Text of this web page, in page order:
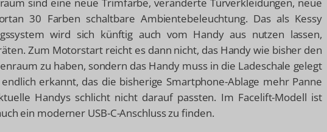
sind eine neue Trimfarbe, veränderte Türverkleidungen, neue
30 Farben schaltbare Ambientebeleuchtung. Das als Kessy
wird sich künftig auch vom Handy aus nutzen lassen,
Zum Motorstart reicht es dann nicht, das Handy wie bisher den
zu haben, sondern das Handy muss in die Ladeschale gelegt
erkannt, das die bisherige Smartphone-Ablage mehr Panne
Handys schlicht nicht darauf passten. Im Facelift-Modell ist
ein moderner USB-C-Anschluss zu finden.